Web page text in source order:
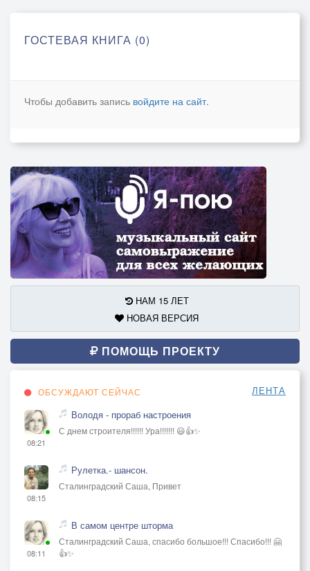
ГОСТЕВАЯ КНИГА (0)
Чтобы добавить запись войдите на сайт.
НАМ 15 ЛЕТ
НОВАЯ ВЕРСИЯ
ПОМОЩЬ ПРОЕКТУ
ОБСУЖДАЮТ СЕЙЧАС ЛЕНТА
08:21
Володя - прораб настроения
С днем строителя!!!!!! Ура!!!!!!! 😃👍✨
08:15
Рулетка.- шансон.
Сталинградский Саша, Привет
08:11
В самом центре шторма
Сталинградский Саша, спасибо большое!!! Спасибо!!! 🤗
👍✨